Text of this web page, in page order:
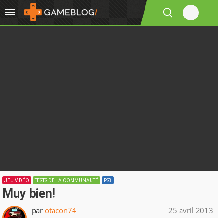
JEU VIDÉO TESTS DE LA COMMUNAUTÉ PS3
Muy bien!
par otacon74 25 avril 2013